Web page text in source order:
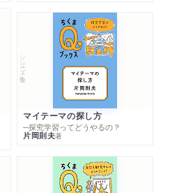
シリーズ・全集
マイテーマの探し方
─探究学習ってどうやるの？
片岡則夫著